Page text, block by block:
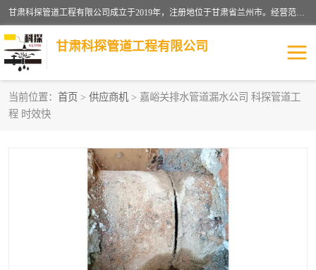
甘肃科探管道工程有限公司成立于2019年，注册地位于甘肃省兰州市。经营范围包括管道安装、清洗、疏通、维修、检测，防水工程，工程钻孔，化粪池清理，暖气安装，给排水管道安装维修，室内外管道如消防、供水、供热管道漏水检测定位，室内外防水堵漏等。
甘肃科探管道工程有限公司
当前位置： 首页 > 供应商机 > 嘉峪关排水管道漏水公司 科探管道工
程 时效快
管道安装维修
漏水检查维修 消防管道漏水
供热管道漏水 排水管道漏水
自来水管漏水 管道疏通
高压车疏通清淤